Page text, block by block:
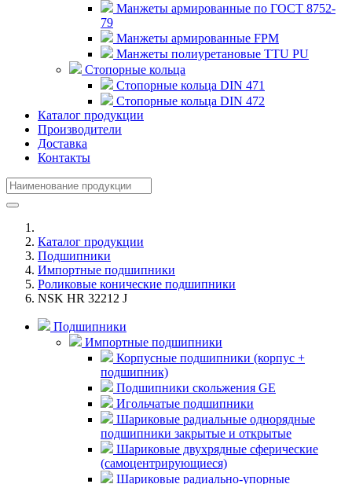
Манжеты армированные по ГОСТ 8752-
79
Манжеты армированные FPM
Манжеты полиуретановые TTU PU
Стопорные кольца
Стопорные кольца DIN 471
Стопорные кольца DIN 472
Каталог продукции
Производители
Доставка
Контакты
Каталог продукции
Подшипники
Импортные подшипники
Роликовые конические подшипники
NSK HR 32212 J
Подшипники
Импортные подшипники
Корпусные подшипники (корпус +
подшипник)
Подшипники скольжения GE
Игольчатые подшипники
Шариковые радиальные однорядные
подшипники закрытые и открытые
Шариковые двухрядные сферические
(самоцентрирующиеся)
Шариковые радиально-упорные